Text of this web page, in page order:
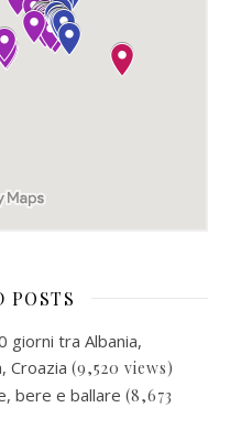
POSTS
giorni tra Albania,
Croazia (9,520 views)
bere e ballare (8,673